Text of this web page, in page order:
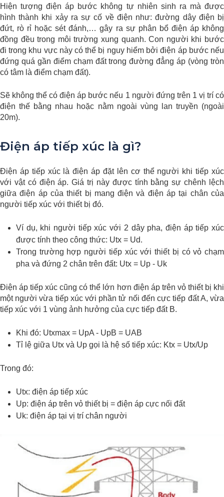
Hiện tượng điện áp bước không tự nhiên sinh ra mà được
hình thành khi xảy ra sự cố về điện như: đường dây điện bị
đứt, rò rỉ hoặc sét đánh,… gây ra sự phân bổ điện áp không
đồng đều trong môi trường xung quanh. Con người khi bước
đi trong khu vực này có thể bị nguy hiểm bởi điện áp bước nếu
đứng quá gần điểm chạm đất trong đường đẳng áp (vòng tròn
có tâm là điểm chạm đất).
Sẽ không thể có điện áp bước nếu 1 người đứng trên 1 vị trí có
điện thế bằng nhau hoặc nằm ngoài vùng lan truyền (ngoài
20m).
Điện áp tiếp xúc là gì?
Điện áp tiếp xúc là điện áp đặt lên cơ thể người khi tiếp xúc
với vật có điện áp. Giá trị này được tính bằng sự chênh lệch
giữa điện áp của thiết bị mang điện và điện áp tại chân của
người tiếp xúc với thiết bị đó.
Ví dụ, khi người tiếp xúc với 2 dây pha, điện áp tiếp xúc
được tính theo công thức: Utx = Ud.
Trong trường hợp người tiếp xúc với thiết bị có vỏ chạm
pha và đứng 2 chân trên đất: Utx = Up - Uk
Điện áp tiếp xúc cũng có thể lớn hơn điện áp trên vỏ thiết bị khi
một người vừa tiếp xúc với phần tử nối đến cực tiếp đất A, vừa
tiếp xúc với 1 vùng ảnh hưởng của cực tiếp đất B.
Khi đó: Utxmax = UpA - UpB = UAB
Tỉ lệ giữa Utx và Up gọi là hệ số tiếp xúc: Ktx = Utx/Up
Trong đó:
Utx: điện áp tiếp xúc
Up: điện áp trên vỏ thiết bị = điện áp cực nối đất
Uk: điện áp tại vị trí chân người